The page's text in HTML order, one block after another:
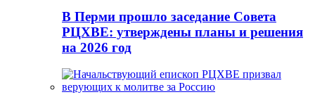
В Перми прошло заседание Совета
РЦХВЕ: утверждены планы и решения
на 2026 год